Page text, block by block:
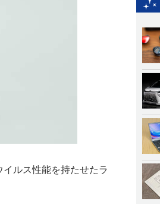
ルス性能を持たせたラ